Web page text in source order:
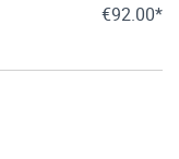
€92.00*